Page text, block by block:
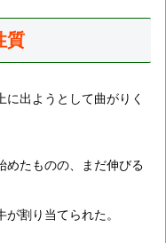
質
出ようとして曲がりく
めたものの、まだ伸びる
割り当てられた。